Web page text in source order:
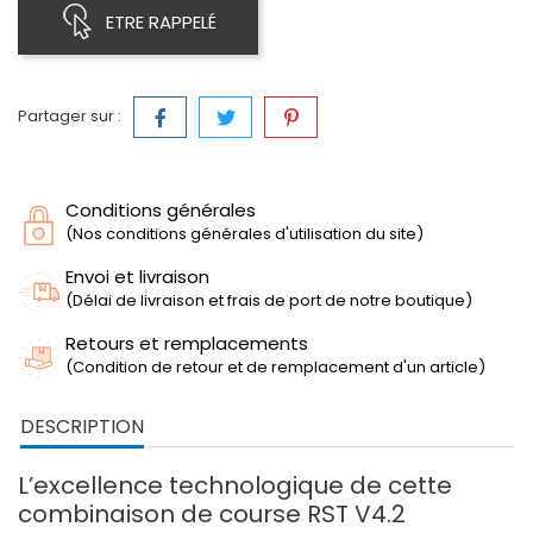
ETRE RAPPELÉ
Partager sur :
Conditions générales
(Nos conditions générales d'utilisation du site)
Envoi et livraison
(Délai de livraison et frais de port de notre boutique)
Retours et remplacements
(Condition de retour et de remplacement d'un article)
DESCRIPTION
L’excellence technologique de cette
combinaison de course RST V4.2